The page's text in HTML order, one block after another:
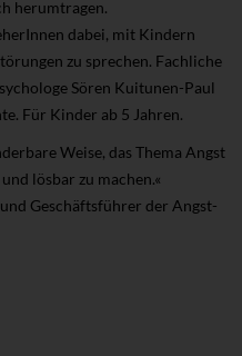
herumtragen.
dabei, mit Kindern
zu sprechen. Fachliche
Sören Kuitunen-Paul
Für Kinder ab 5 Jahren.
Weise, das Thema Angst
lösbar zu machen.«
Geschäftsführer der Angst-